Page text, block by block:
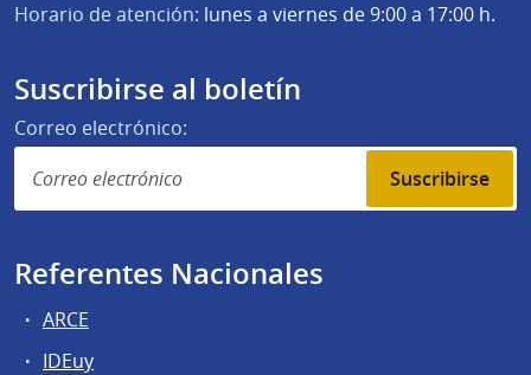
Horario de atención: lunes a viernes de 9:00 a 17:00 h.
Suscribirse al boletín
Correo electrónico:
Suscribirse
Referentes Nacionales
ARCE
IDEuy